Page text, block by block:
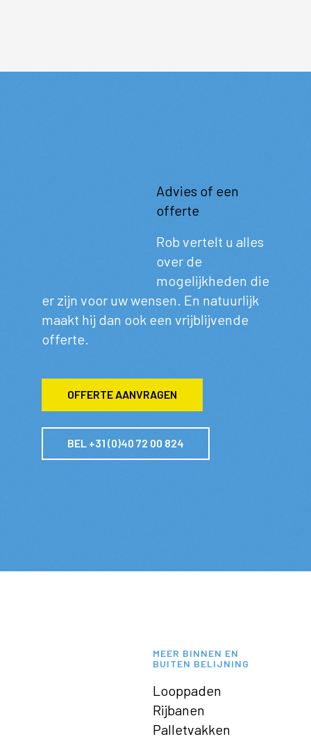
Advies of een
offerte
Rob vertelt u alles
over de
mogelijkheden die
er zijn voor uw wensen. En natuurlijk
maakt hij dan ook een vrijblijvende
offerte.
OFFERTE AANVRAGEN
BEL +31 (0)40 72 00 824
MEER BINNEN EN
BUITEN BELIJNING
Looppaden
Rijbanen
Palletvakken